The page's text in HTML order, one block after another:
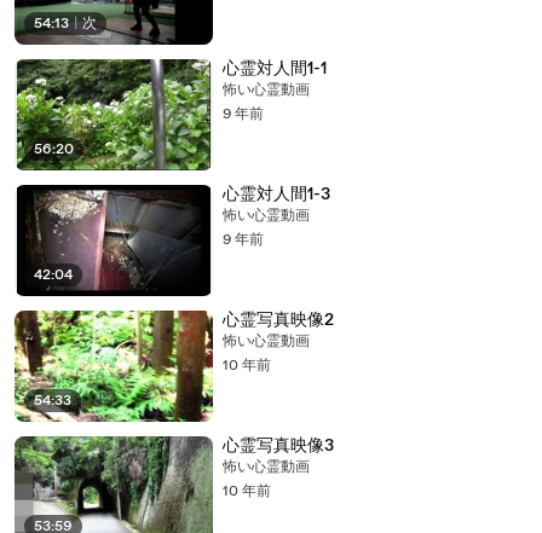
54:13 次
56:20
心霊対人間1-1
怖い心霊動画
9 年前
42:04
心霊対人間1-3
怖い心霊動画
9 年前
54:33
心霊写真映像2
怖い心霊動画
10 年前
53:59
心霊写真映像3
怖い心霊動画
10 年前